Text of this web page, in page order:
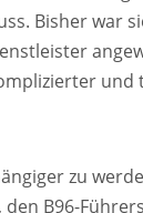
Bisher war
und
zu
den B96-